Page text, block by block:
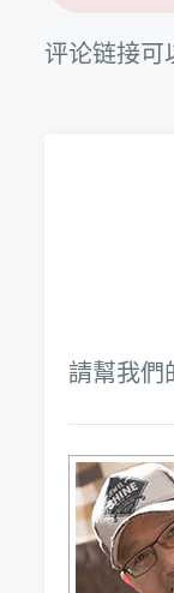
评论链接
請幫我們